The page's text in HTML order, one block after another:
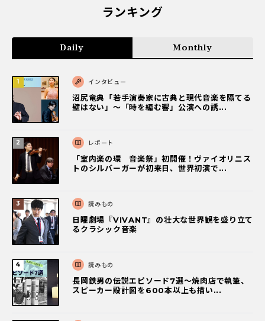
ランキング
Daily Monthly
インタビュー
沼尻竜典「若手演奏家に古典と現代音楽を隔てる
壁はない」～「時を編む響」公演への誘...
レポート
「室内楽の環 音楽祭」初開催！ヴァイオリニス
トのシルバーガーが初来日、世界初演で...
読みもの
日曜劇場『VIVANT』の壮大な世界観を盛り立て
るクラシック音楽
読みもの
長岡鉄男の伝説エピソード7選〜焼肉店で執筆、
スピーカー設計図を600本以上も描い...